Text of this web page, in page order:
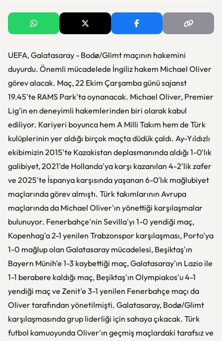
UEFA, Galatasaray - Bodø/Glimt maçının hakemini
duyurdu. Önemli mücadelede İngiliz hakem Michael Oliver
görev alacak. Maç, 22 Ekim Çarşamba günü sajanst
19.45'te RAMS Park'ta oynanacak. Michael Oliver, Premier
Lig'in en deneyimli hakemlerinden biri olarak kabul
ediliyor. Kariyeri boyunca hem A Milli Takım hem de Türk
kulüplerinin yer aldığı birçok maçta düdük çaldı. Ay-Yıldızlı
ekibimizin 2015'te Kazakistan deplasmanında aldığı 1-0'lık
galibiyet, 2021'de Hollanda'ya karşı kazanılan 4-2'lik zafer
ve 2025'te İspanya karşısında yaşanan 6-0'lık mağlubiyet
maçlarında görev almıştı. Türk takımlarının Avrupa
maçlarında da Michael Oliver'ın yönettiği karşılaşmalar
bulunuyor. Fenerbahçe'nin Sevilla'yı 1-0 yendiği maç,
Kopenhag'a 2-1 yenilen Trabzonspor karşılaşması, Porto'ya
1-0 mağlup olan Galatasaray mücadelesi, Beşiktaş'ın
Bayern Münih'e 1-3 kaybettiği maç, Galatasaray'ın Lazio ile
1-1 berabere kaldığı maç, Beşiktaş'ın Olympiakos'u 4-1
yendiği maç ve Zenit'e 3-1 yenilen Fenerbahçe maçı da
Oliver tarafından yönetilmişti. Galatasaray, Bodø/Glimt
karşılaşmasında grup liderliği için sahaya çıkacak. Türk
futbol kamuoyunda Oliver'ın geçmiş maçlardaki tarafsız ve